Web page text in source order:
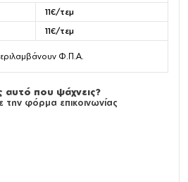
11€/τεμ
11€/τεμ
Φ.Π.Α.
αυτό που ψάχνεις?
φόρμα επικοινωνίας